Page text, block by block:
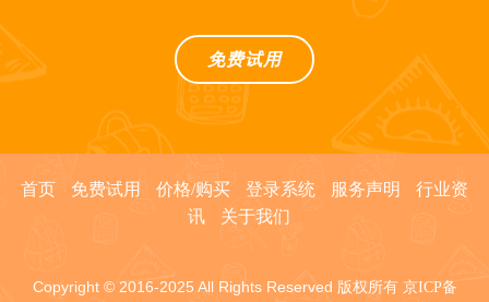
免费试用
首页 免费试用 价格/购买 登录系统 服务声明
行业资
讯
关于我们
Copyright © 2016-2025 All Rights Reserved 版权所有 京ICP备